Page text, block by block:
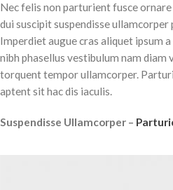
Nec felis non parturient fusce
dui suscipit suspendisse
Imperdiet augue cras aliquet ipsum
nibh phasellus vestibulum nam
torquent tempor ullamcorper.
aptent sit hac dis iaculis.
Suspendisse Ullamcorper –